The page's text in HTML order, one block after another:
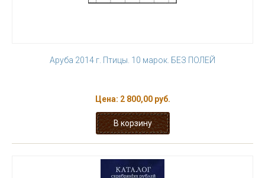
Аруба 2014 г. Птицы. 10 марок. БЕЗ ПОЛЕЙ
Цена: 2 800,00 руб.